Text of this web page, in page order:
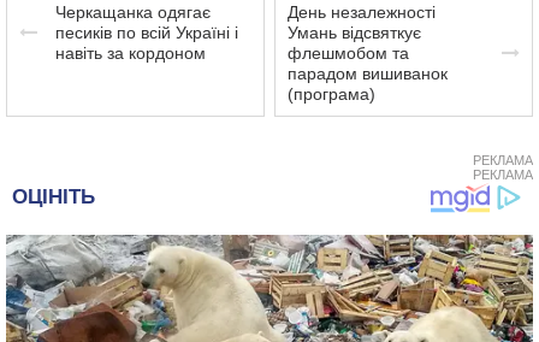
Черкащанка одягає
песиків по всій Україні і
навіть за кордоном
День незалежності
Умань відсвяткує
флешмобом та
парадом вишиванок
(програма)
РЕКЛАМА
РЕКЛАМА